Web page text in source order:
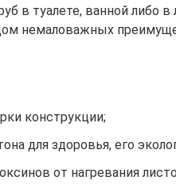
в туалете, ванной либо
немаловажных
конструкции;
для здоровья, его
от нагревания